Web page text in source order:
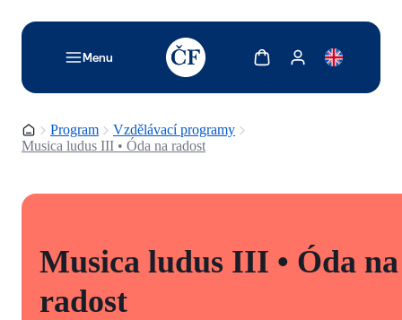
Menu
TODO: Add description for reader
Zobrazit košíkZobrazit můj účet
Domovská stránka
Program
Vzdělávací programy
Musica ludus III • Óda na radost
Musica ludus III • Óda na
radost